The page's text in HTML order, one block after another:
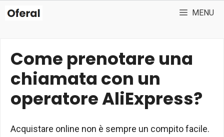
MENU
Come prenotare una
chiamata con un
operatore AliExpress?
Acquistare online non è sempre un compito facile.